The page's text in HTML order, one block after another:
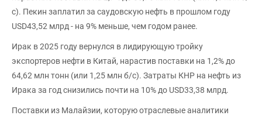
с). Пекин заплатил за саудовскую нефть в прошлом году
USD43,52 млрд - на 9% меньше, чем годом ранее.
Ирак в 2025 году вернулся в лидирующую тройку
экспортеров нефти в Китай, нарастив поставки на 1,2% до
64,62 млн тонн (или 1,25 млн б/с). Затраты КНР на нефть из
Ирака за год снизились почти на 10% до USD33,38 млрд.
Поставки из Малайзии, которую отраслевые аналитики